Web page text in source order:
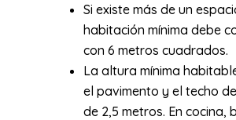
Si existe más de un
habitación mínima debe
con 6 metros cuadrados.
La altura mínima
el pavimento y el techo
de 2,5 metros. En cocina,